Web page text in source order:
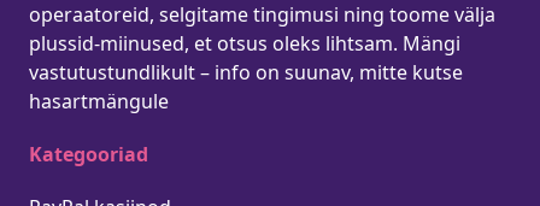
operaatoreid, selgitame tingimusi ning toome välja
plussid-miinused, et otsus oleks lihtsam. Mängi
vastutustundlikult – info on suunav, mitte kutse
hasartmängule
Kategooriad